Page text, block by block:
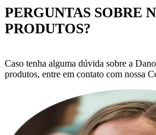
PERGUNTAS SOBRE
PRODUTOS?
Caso tenha alguma dúvida sobre a
produtos, entre em contato com nossa